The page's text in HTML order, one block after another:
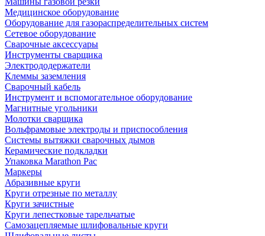
Медицинское оборудование
Оборудование для газораспределительных систем
Сетевое оборудование
Сварочные аксессуары
Инструменты сварщика
Электрододержатели
Клеммы заземления
Сварочный кабель
Инструмент и вспомогательное оборудование
Магнитные угольники
Молотки сварщика
Вольфрамовые электроды и приспособления
Системы вытяжки сварочных дымов
Керамические подкладки
Упаковка Marathon Pac
Маркеры
Абразивные круги
Круги отрезные по металлу
Круги зачистные
Круги лепестковые тарельчатые
Самозацепляемые шлифовальные круги